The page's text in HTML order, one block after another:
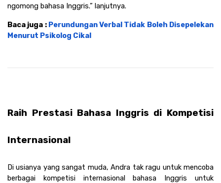
ngomong bahasa Inggris.” lanjutnya.
Baca juga : Perundungan Verbal Tidak Boleh Disepelekan
Menurut Psikolog Cikal
Raih Prestasi Bahasa Inggris di Kompetisi
Internasional
Di usianya yang sangat muda, Andra tak ragu untuk mencoba
berbagai kompetisi internasional bahasa Inggris untuk